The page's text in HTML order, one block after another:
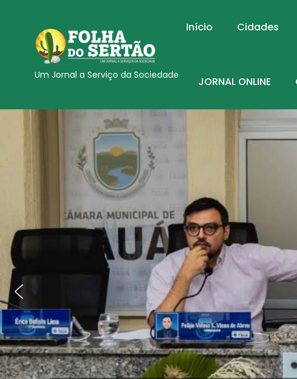
Um Jornal a Serviço da Sociedade
Início Cidades
JORNAL ONLINE